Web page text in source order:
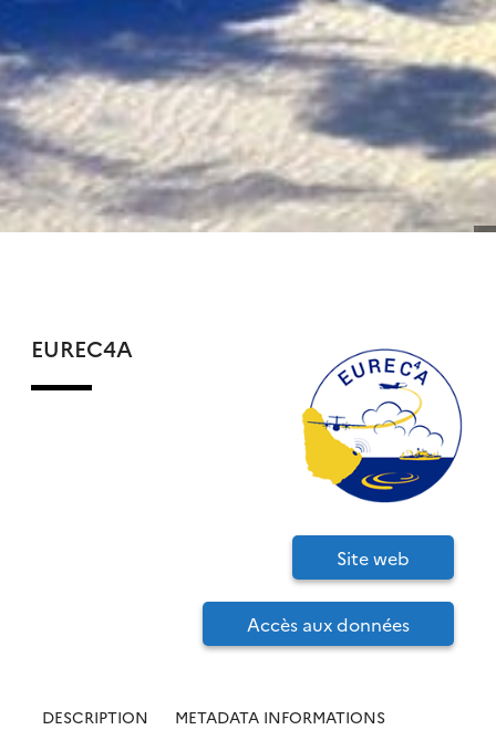
EUREC4A
Site web
Accès aux données
DESCRIPTION METADATA INFORMATIONS